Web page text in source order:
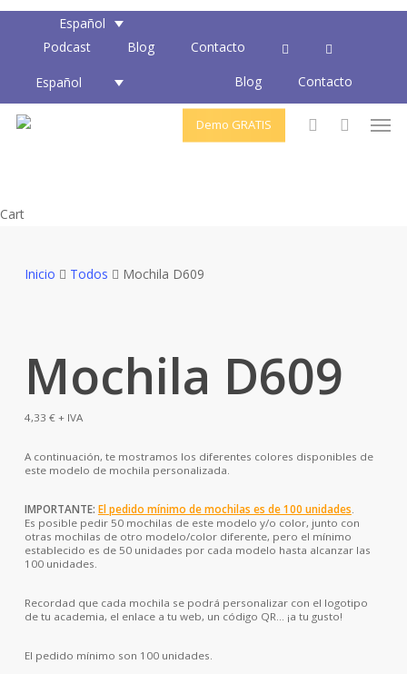
Skip
content
Español
Podcast
Blog Contacto
Español Blog Contacto
Demo GRATIS
CartClose
Inicio Todos Mochila D609
Mochila D609
4,33 €+ IVA
A continuación, te mostramos los diferentes colores disponibles de
este modelo de mochila personalizada.
IMPORTANTE: El pedido mínimo de mochilas es de 100 unidades.
Es posible pedir 50 mochilas de este modelo y/o color, junto con
otras mochilas de otro modelo/color diferente, pero el mínimo
establecido es de 50 unidades por cada modelo hasta alcanzar las
100 unidades.
Recordad que cada mochila se podrá personalizar con el logotipo
de tu academia, el enlace a tu web, un código QR… ¡a tu gusto!
El pedido mínimo son 100 unidades.